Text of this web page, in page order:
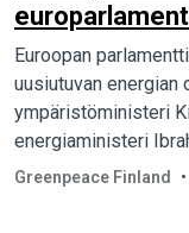
Euroopan
uusiutuvan energian
ympäristöministeri
energiaministeri
parlamentin jäsenille
Greenpeace Finland